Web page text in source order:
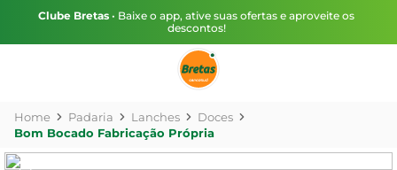
Clube Bretas • Baixe o app, ative suas ofertas e aproveite os
descontos!
Padaria Lanches
Doces
Bom Bocado Fabricação Própria